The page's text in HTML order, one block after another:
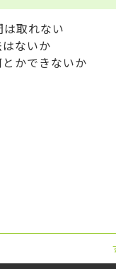
取れない
ないか
かできないか